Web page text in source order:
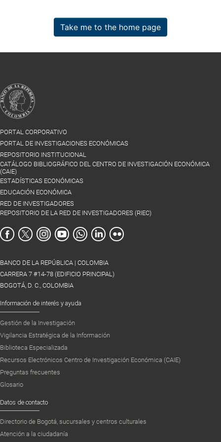
Take me to the home page
PORTAL CORPORATIVO
PORTAL DE INVESTIGACIONES ECONÓMICAS
REPOSITORIO INSTITUCIONAL
CATÁLOGO BIBLIOGRÁFICO DEL CENTRO DE INVESTIGACIÓN ECONÓMICA
(CAIE)
ESTADÍSTICAS ECONÓMICAS
EDUCACIÓN ECONÓMICA
RED DE INVESTIGADORES
REPOSITORIO DE LA RED DE INVESTIGADORES (RIEC)
BANCO DE LA REPÚBLICA | COLOMBIA
CARRERA 7 #14-78 (EDIFICIO PRINCIPAL)
BOGOTÁ, D. C., COLOMBIA
Información de interés y ayuda
Gestión de la Investigación
Vigilancia Estratégica de la Información
Biblioteca Especializada
Recursos Electrónicos Centro de Investigación Económica (CAIE)
Preguntas frecuentes
Glosario
Datos de contacto
Directorio de Bogotá, sucursales y centros culturales
Atención a la ciudadanía